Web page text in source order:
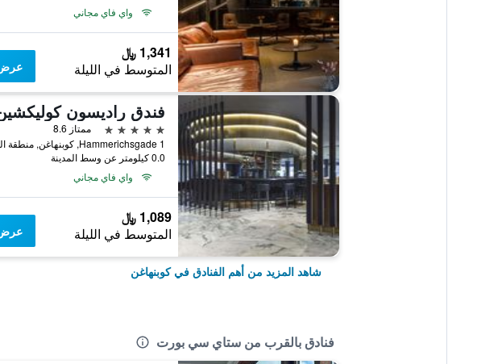
واي فاي مجاني
1,341 ﷼
المتوسط في الليلة
5 نجوم
ممتاز 8.6
0.0 كيلومتر عن وسط المدينة
واي فاي مجاني
1,089 ﷼
المتوسط في الليلة
شاهد المزيد من أهم الفنادق في كوبنهاغن
فنادق بالقرب من ستاي سي بورت